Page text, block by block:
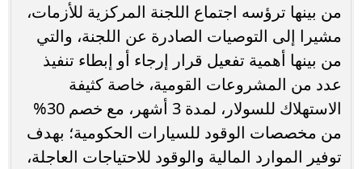
من بينها ترؤسه اجتماع اللجنة المركزية للأزمات،
مشيرا إلى التوصيات الصادرة عن اللجنة، والتي
من بينها أهمية تفعيل قرار إرجاء أو إبطاء تنفيذ
عدد من المشروعات القومية، خاصة كثيفة
الاستهلاك للسولار، لمدة 3 أشهر، مع خصم 30%
من مخصصات الوقود للسيارات الحكومية؛ بهدف
توفير الموارد المالية والوقود للاحتياجات العاجلة،